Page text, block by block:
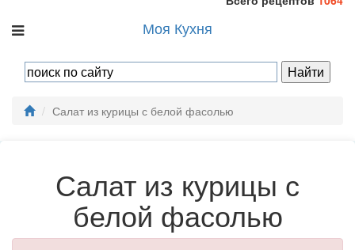
Моя Кухня
Салат из курицы с белой фасолью
Салат из курицы с
белой фасолью